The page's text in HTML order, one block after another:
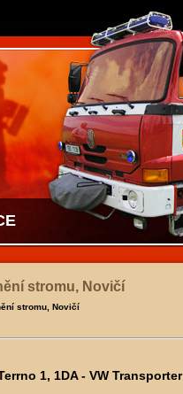
stromu, Novičí
stromu, Novičí
1, 1DA - VW Transporter